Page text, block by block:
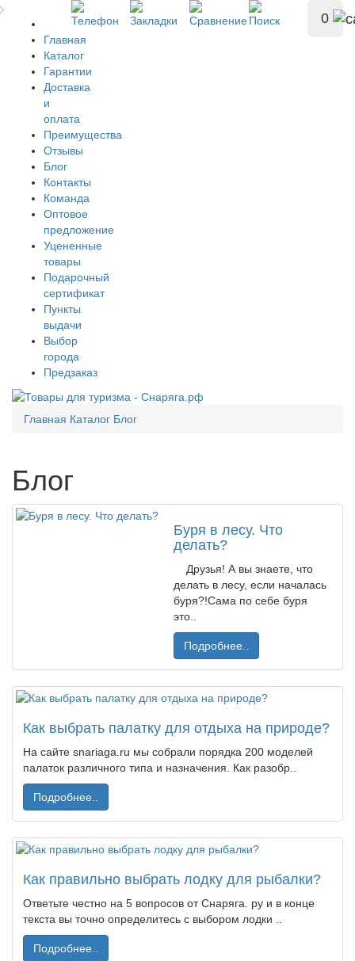
Главная
Каталог
Гарантии
Доставка
и
оплата
Преимущества
Отзывы
Блог
Контакты
Команда
Оптовое
предложение
Уцененные
товары
Подарочный
сертификат
Пункты
выдачи
Выбор
города
Предзаказ
0
Главная Каталог Блог
Блог
Буря в лесу. Что
делать?
Друзья! А вы знаете, что
делать в лесу, если началась
буря?!Сама по себе буря
это..
Подробнее..
Как выбрать палатку для отдыха на природе?
На сайте snariaga.ru мы собрали порядка 200 моделей
палаток различного типа и назначения. Как разобр..
Подробнее..
Как правильно выбрать лодку для рыбалки?
Ответьте честно на 5 вопросов от Снаряга. ру и в конце
текста вы точно определитесь с выбором лодки ..
Подробнее..